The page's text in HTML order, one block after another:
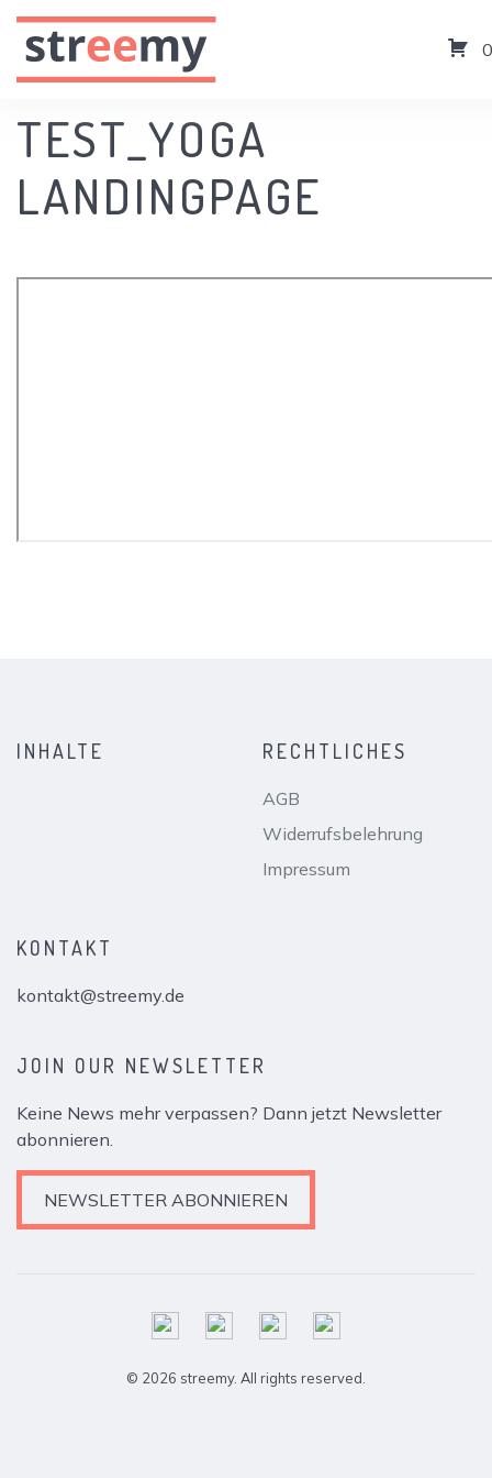
0
TEST_YOGA
LANDINGPAGE
INHALTE RECHTLICHES
AGB
Widerrufsbelehrung
Impressum
KONTAKT
kontakt@streemy.de
JOIN OUR NEWSLETTER
Keine News mehr verpassen? Dann jetzt Newsletter
abonnieren.
NEWSLETTER ABONNIEREN
© 2026 streemy. All rights reserved.